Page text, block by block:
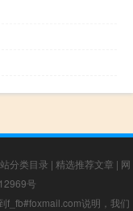
分类目录 | 精选推荐文章 | 网
号
f_fb#foxmail.com说明，我们